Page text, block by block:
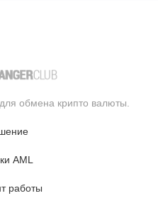
обмена крипто валюты.
AML
работы